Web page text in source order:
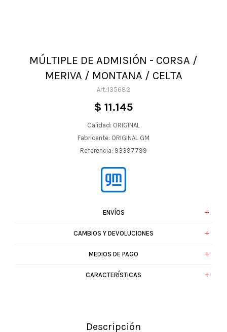
MÚLTIPLE DE ADMISIÓN - CORSA /
MERIVA / MONTANA / CELTA
135682
$ 11.145
Calidad: ORIGINAL
Fabricante: ORIGINAL GM
Referencia: 93397799
ENVÍOS
CAMBIOS Y DEVOLUCIONES
MEDIOS DE PAGO
CARACTERÍSTICAS
Descripción